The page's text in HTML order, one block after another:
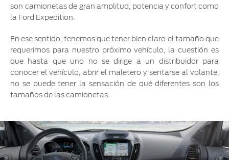
son camionetas de gran amplitud, potencia y confort como
la Ford Expedition.
En ese sentido, tenemos que tener bien claro el tamaño que
requerimos para nuestro próximo vehículo, la cuestión es
que hasta que uno no se dirige a un distribuidor para
conocer el vehículo, abrir el maletero y sentarse al volante,
no se puede tener la sensación de qué diferentes son los
tamaños de las camionetas.